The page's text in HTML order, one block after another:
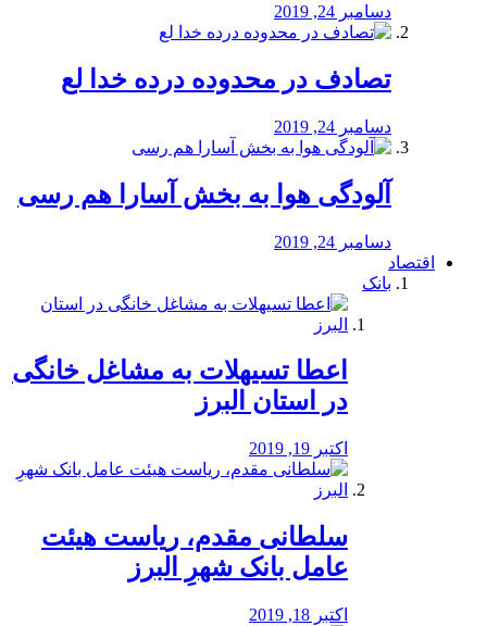
دسامبر 24, 2019
تصادف در محدوده درده خدا لع
دسامبر 24, 2019
آلودگی هوا به بخش آسارا هم رسی
دسامبر 24, 2019
اقتصاد
بانک
️اعطا تسیهلات به مشاغل خانگی
در استان البرز
اکتبر 19, 2019
سلطانی مقدم، ریاست هیئت
عامل بانک شهرِ البرز
اکتبر 18, 2019